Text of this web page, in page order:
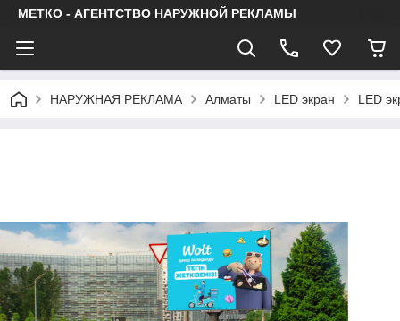
МЕТКО - АГЕНТСТВО НАРУЖНОЙ РЕКЛАМЫ
НАРУЖНАЯ РЕКЛАМА Алматы LED экран LED